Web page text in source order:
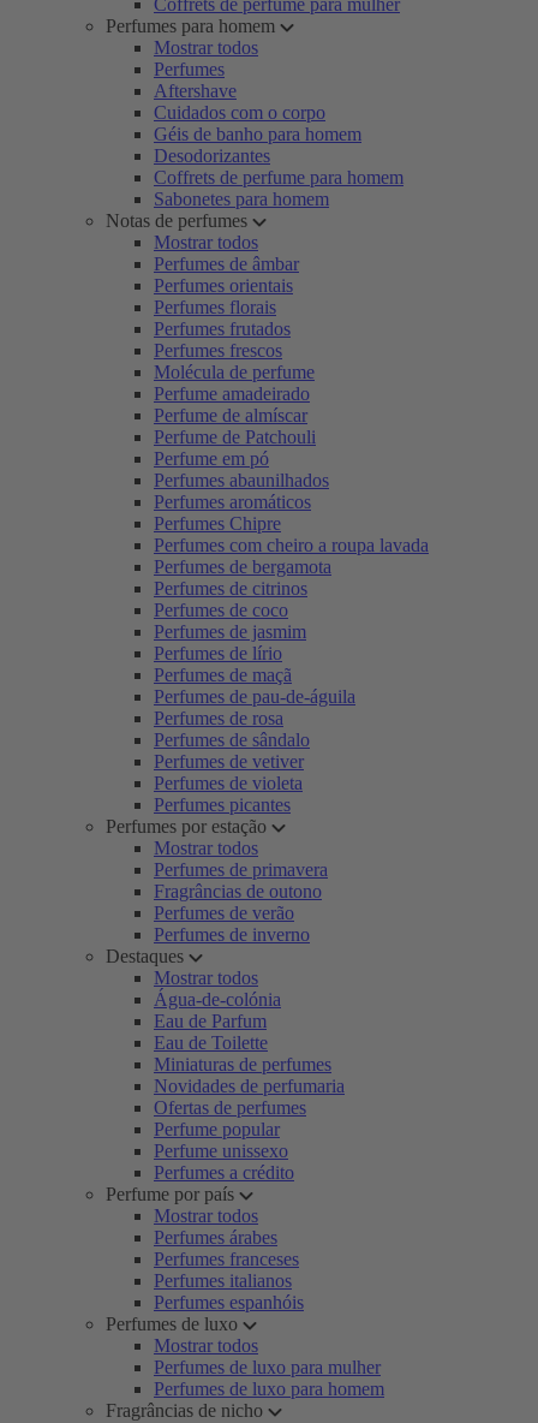
Coffrets de perfume para mulher
Perfumes para homem
Mostrar todos
Perfumes
Aftershave
Cuidados com o corpo
Géis de banho para homem
Desodorizantes
Coffrets de perfume para homem
Sabonetes para homem
Notas de perfumes
Mostrar todos
Perfumes de âmbar
Perfumes orientais
Perfumes florais
Perfumes frutados
Perfumes frescos
Molécula de perfume
Perfume amadeirado
Perfume de almíscar
Perfume de Patchouli
Perfume em pó
Perfumes abaunilhados
Perfumes aromáticos
Perfumes Chipre
Perfumes com cheiro a roupa lavada
Perfumes de bergamota
Perfumes de citrinos
Perfumes de coco
Perfumes de jasmim
Perfumes de lírio
Perfumes de maçã
Perfumes de pau-de-águila
Perfumes de rosa
Perfumes de sândalo
Perfumes de vetiver
Perfumes de violeta
Perfumes picantes
Perfumes por estação
Mostrar todos
Perfumes de primavera
Fragrâncias de outono
Perfumes de verão
Perfumes de inverno
Destaques
Mostrar todos
Água-de-colónia
Eau de Parfum
Eau de Toilette
Miniaturas de perfumes
Novidades de perfumaria
Ofertas de perfumes
Perfume popular
Perfume unissexo
Perfumes a crédito
Perfume por país
Mostrar todos
Perfumes árabes
Perfumes franceses
Perfumes italianos
Perfumes espanhóis
Perfumes de luxo
Mostrar todos
Perfumes de luxo para mulher
Perfumes de luxo para homem
Fragrâncias de nicho